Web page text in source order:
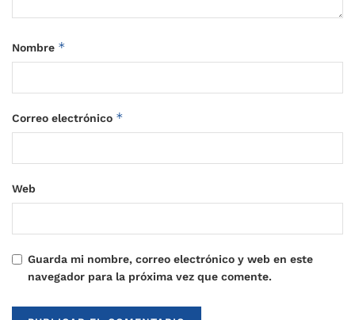
Nombre *
Correo electrónico *
Web
Guarda mi nombre, correo electrónico y web en este
navegador para la próxima vez que comente.